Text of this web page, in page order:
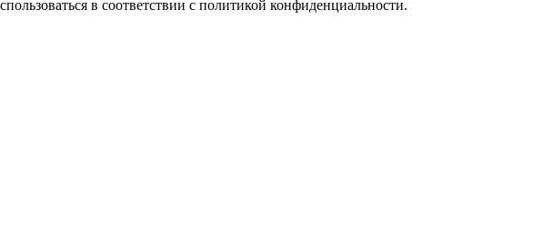
в соответствии с политикой конфиденциальности.